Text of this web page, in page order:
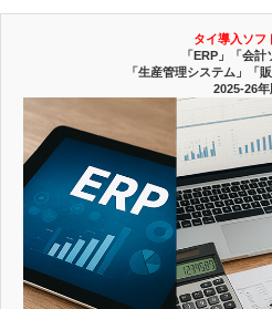
タイ導入ソフ
「ERP」「会計
「生産管理システム」「
2025-26年